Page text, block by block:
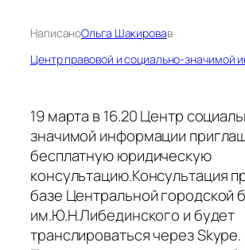
НаписаноОльга Шакировав
Центр правовой и социально-значимой
19 марта в 16.20 Центр
значимой информации
бесплатную юридическую
консультацию.Консультация
базе Центральной городской
им.Ю.Н.Либединского и будет
транслироваться через Skype.